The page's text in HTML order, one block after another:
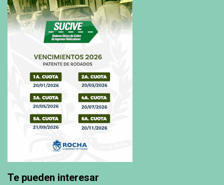
Te pueden interesar